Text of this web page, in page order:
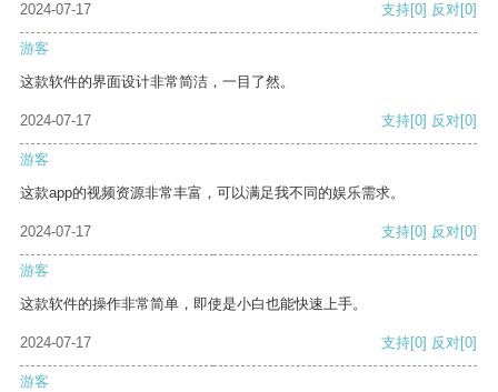
2024-07-17 支持[0] 反对[0]
游客
这款软件的界面设计非常简洁，一目了然。
2024-07-17 支持[0] 反对[0]
游客
这款app的视频资源非常丰富，可以满足我不同的娱乐需求。
2024-07-17 支持[0] 反对[0]
游客
这款软件的操作非常简单，即使是小白也能快速上手。
2024-07-17 支持[0] 反对[0]
游客